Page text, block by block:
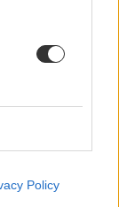
Policy
visszavonult
és sokat tesz a